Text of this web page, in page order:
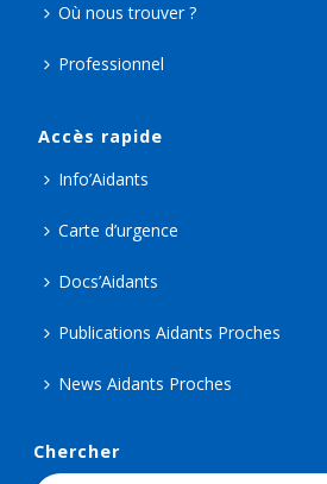
Où nous trouver ?
Professionnel
Accès rapide
Info’Aidants
Carte d’urgence
Docs’Aidants
Publications Aidants Proches
News Aidants Proches
Chercher